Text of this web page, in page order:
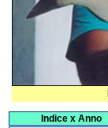
Indice x Anno